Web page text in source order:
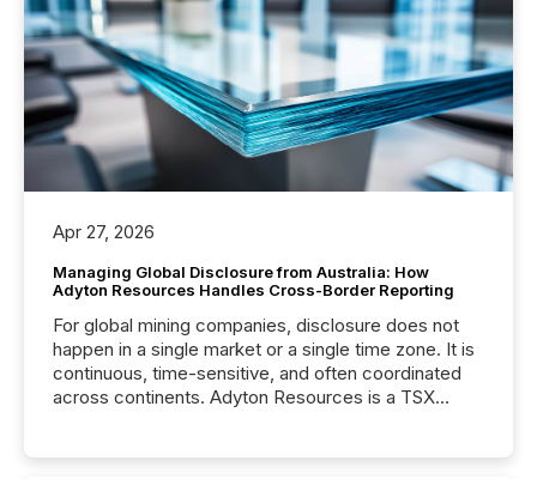
Apr 27, 2026
Managing Global Disclosure from Australia: How
Adyton Resources Handles Cross-Border Reporting
For global mining companies, disclosure does not
happen in a single market or a single time zone. It is
continuous, time-sensitive, and often coordinated
across continents. Adyton Resources is a TSX